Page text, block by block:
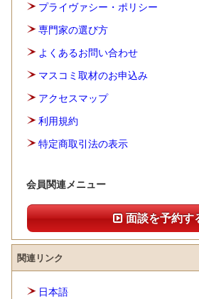
プライヴァシー・ポリシー
専門家の選び方
よくあるお問い合わせ
マスコミ取材のお申込み
アクセスマップ
利用規約
特定商取引法の表示
会員関連メニュー
面談を予約す
関連リンク
日本語